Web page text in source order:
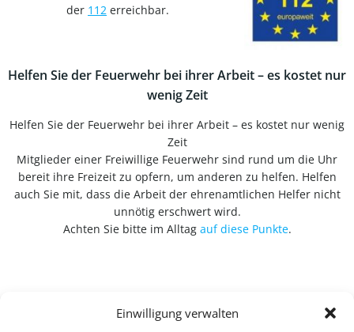
Einwilligung verwalten
der 112 erreichbar.
Helfen Sie der Feuerwehr bei ihrer Arbeit – es kostet nur
wenig Zeit
Helfen Sie der Feuerwehr bei ihrer Arbeit – es kostet nur wenig
Zeit
Mitglieder einer Freiwillige Feuerwehr sind rund um die Uhr
bereit ihre Freizeit zu opfern, um anderen zu helfen. Helfen
auch Sie mit, dass die Arbeit der ehrenamtlichen Helfer nicht
unnötig erschwert wird.
Achten Sie bitte im Alltag auf diese Punkte.